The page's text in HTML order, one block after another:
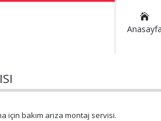
Anasayfa
için bakım arıza montaj servisi.